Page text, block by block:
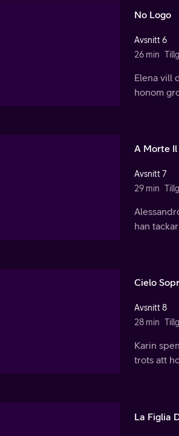
No Logo
Avsnitt 6
26 min
Elena vill
honom
A Morte
Avsnitt 7
29 min
han
Cielo
Avsnitt 8
28 min
Karin
trots att
La Figlia